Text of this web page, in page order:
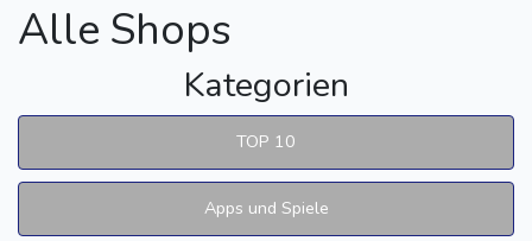
Alle Shops
Kategorien
TOP 10
Apps und Spiele